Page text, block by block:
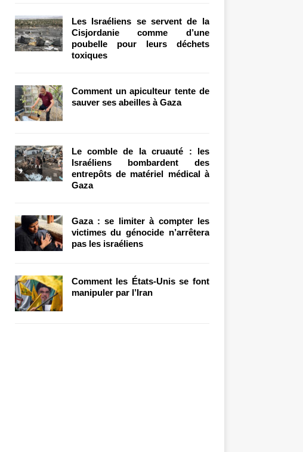
Les Israéliens se servent de la
Cisjordanie comme d’une
poubelle pour leurs déchets
toxiques
Comment un apiculteur tente de
sauver ses abeilles à Gaza
Le comble de la cruauté : les
Israéliens bombardent des
entrepôts de matériel médical à
Gaza
Gaza : se limiter à compter les
victimes du génocide n’arrêtera
pas les israéliens
Comment les États-Unis se font
manipuler par l’Iran